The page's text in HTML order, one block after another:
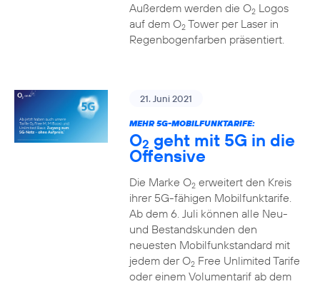
Außerdem werden die O2Logos
auf dem O2Tower per Laser in
Regenbogenfarben präsentiert.
21. Juni 2021
MEHR 5G-MOBILFUNKTARIFE:
O2 geht mit 5G in die
Offensive
Die Marke O2erweitert den Kreis
ihrer 5G-fähigen Mobilfunktarife.
Ab dem 6. Juli können alle Neu-
und Bestandskunden den
neuesten Mobilfunkstandard mit
jedem der O2Free Unlimited Tarife
oder einem Volumentarif ab dem